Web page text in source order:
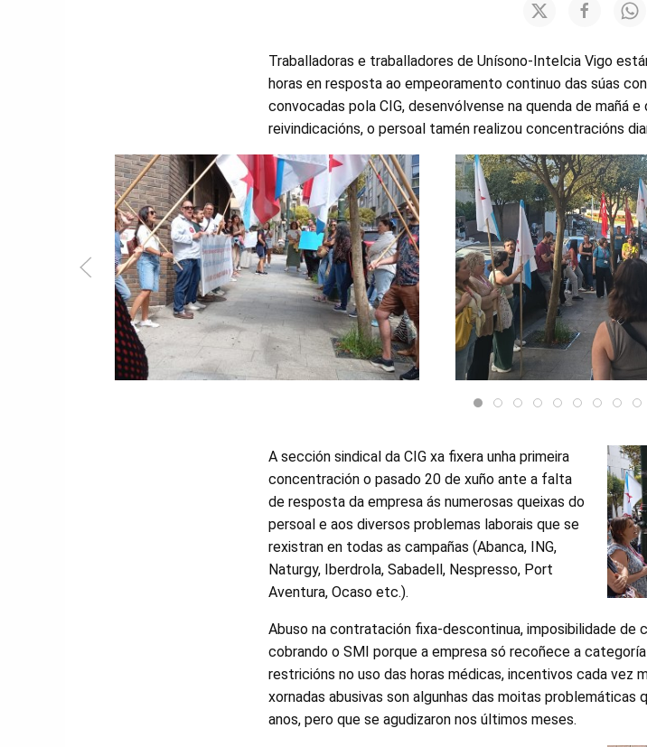
Traballadoras e traballadores de Unísono-Intelcia Vigo
horas en resposta ao empeoramento continuo das súas
convocadas pola CIG, desenvólvense na quenda de mañá
reivindicacións, o persoal tamén realizou concentracións
A sección sindical da CIG xa fixera unha primeira
concentración o pasado 20 de xuño ante a falta
de resposta da empresa ás numerosas queixas do
persoal e aos diversos problemas laborais que se
rexistran en todas as campañas (Abanca, ING,
Naturgy, Iberdrola, Sabadell, Nespresso, Port
Aventura, Ocaso etc.).
Abuso na contratación fixa-descontinua, imposibilidade de
cobrando o SMI porque a empresa só recoñece a
restricións no uso das horas médicas, incentivos cada vez
xornadas abusivas son algunhas das moitas problemáticas
anos, pero que se agudizaron nos últimos meses.